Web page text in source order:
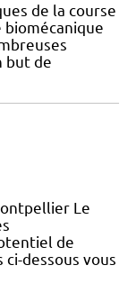
de la course
biomécanique
but de
Le
de
dessous vous